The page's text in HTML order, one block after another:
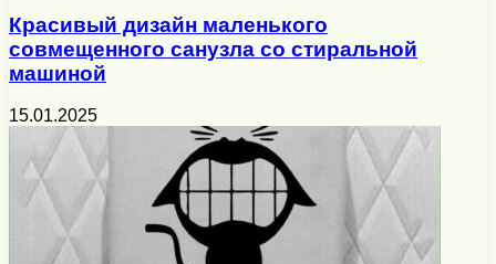
Красивый дизайн маленького
совмещенного санузла со стиральной
машиной
15.01.2025